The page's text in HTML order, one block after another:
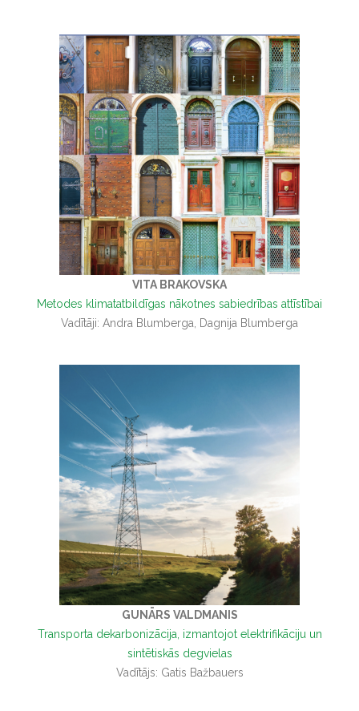
VITA BRAKOVSKA
Metodes klimatatbildīgas nākotnes sabiedrības attīstībai
Vadītāji: Andra Blumberga, Dagnija Blumberga
GUNĀRS VALDMANIS
Transporta dekarbonizācija, izmantojot elektrifikāciju un
sintētiskās degvielas
Vadītājs: Gatis Bažbauers